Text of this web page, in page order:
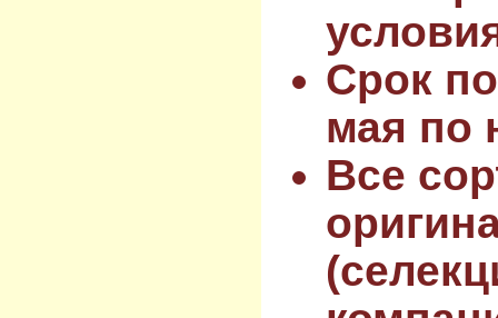
Срок
мая по
Все